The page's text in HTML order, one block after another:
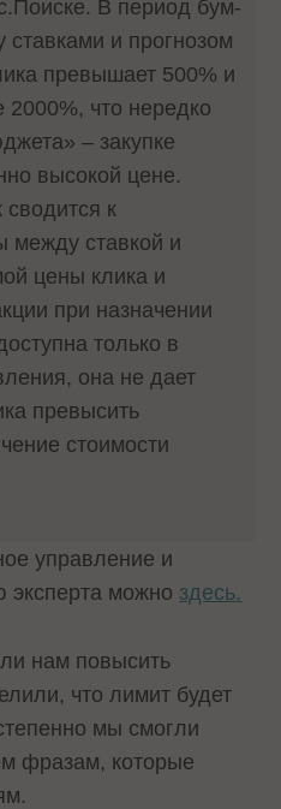
В период бум-
ставками и прогнозом
превышает 500% и
2000%, что нередко
– закупке
высокой цене.
к
между ставкой и
цены клика и
при назначении
только в
она не дает
превысить
стоимости
управление и
эксперта можно здесь.
нам повысить
что лимит будет
мы смогли
фразам, которые